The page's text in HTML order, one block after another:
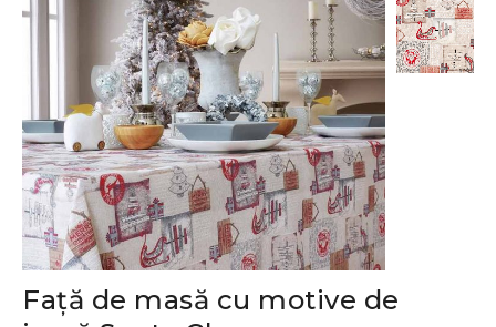
Față de masă cu motive de